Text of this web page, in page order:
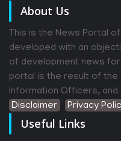
About Us
This is the News Portal
developed with an
of development news
portal is the result of
Information Officers, and
Disclaimer
Privacy
Useful Links